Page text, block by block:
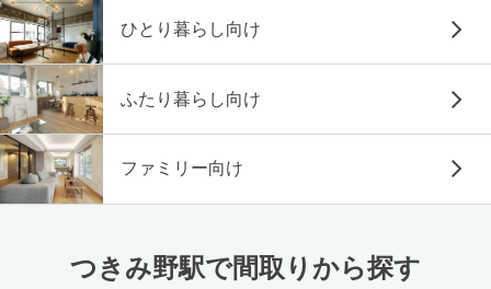
ひとり暮らし向け
ふたり暮らし向け
ファミリー向け
つきみ野駅で間取りから探す